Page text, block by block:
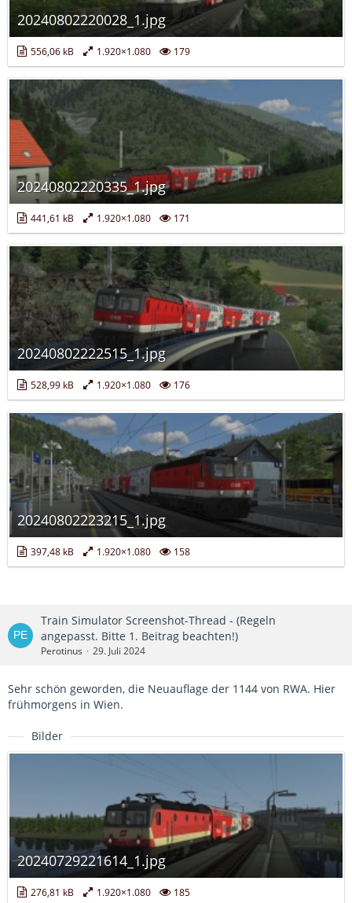
20240802220028_1.jpg
556,06 kB 1.920×1.080 179
20240802220335_1.jpg
441,61 kB 1.920×1.080 171
20240802222515_1.jpg
528,99 kB 1.920×1.080 176
20240802223215_1.jpg
397,48 kB 1.920×1.080 158
Train Simulator Screenshot-Thread - (Regeln
angepasst. Bitte 1. Beitrag beachten!)
Perotinus 29. Juli 2024
Sehr schön geworden, die Neuauflage der 1144 von RWA. Hier
frühmorgens in Wien.
Bilder
20240729221614_1.jpg
276,81 kB 1.920×1.080 185